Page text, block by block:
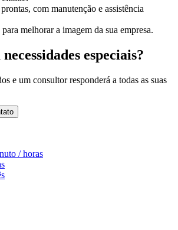
com manutenção e assistência
melhorar a imagem da sua empresa.
especiais?
e um consultor responderá a todas as suas
/ horas